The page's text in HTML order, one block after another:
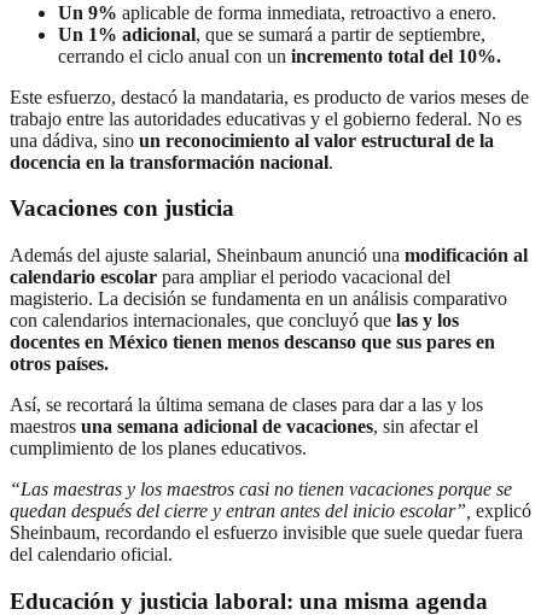
Un 9% aplicable de forma inmediata, retroactivo a enero.
Un 1% adicional, que se sumará a partir de septiembre,
cerrando el ciclo anual con un incremento total del 10%.
Este esfuerzo, destacó la mandataria, es producto de varios meses de
trabajo entre las autoridades educativas y el gobierno federal. No es
una dádiva, sino un reconocimiento al valor estructural de la
docencia en la transformación nacional.
Vacaciones con justicia
Además del ajuste salarial, Sheinbaum anunció una modificación al
calendario escolar para ampliar el periodo vacacional del
magisterio. La decisión se fundamenta en un análisis comparativo
con calendarios internacionales, que concluyó que las y los
docentes en México tienen menos descanso que sus pares en
otros países.
Así, se recortará la última semana de clases para dar a las y los
maestros una semana adicional de vacaciones, sin afectar el
cumplimiento de los planes educativos.
“Las maestras y los maestros casi no tienen vacaciones porque se
quedan después del cierre y entran antes del inicio escolar”, explicó
Sheinbaum, recordando el esfuerzo invisible que suele quedar fuera
del calendario oficial.
Educación y justicia laboral: una misma agenda